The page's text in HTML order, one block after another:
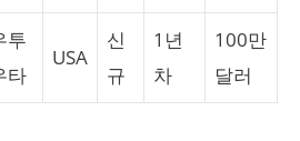
투
타
USA
신
규
1년
차
100만
달러